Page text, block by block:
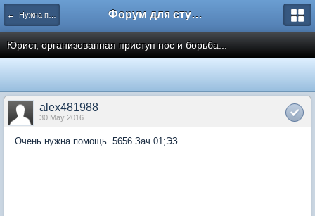
← Нужна помощь Форум для студента СГА
Юрист, организованная приступ нос и борьба...
alex481988
30 May 2016
Очень нужна помощь. 5656.Зач.01;ЭЗ.